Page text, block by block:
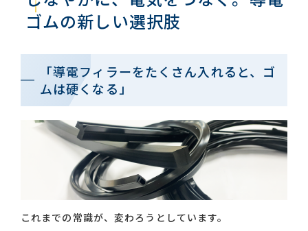
サステナビリティ
投資家情報
採用情報
グローバルネットワーク
お問い合わせ一覧
ゴムの新しい選択肢
「導電フィラーをたくさん入れると、ゴ
ムは硬くなる」
これまでの常識が、変わろうとしています。